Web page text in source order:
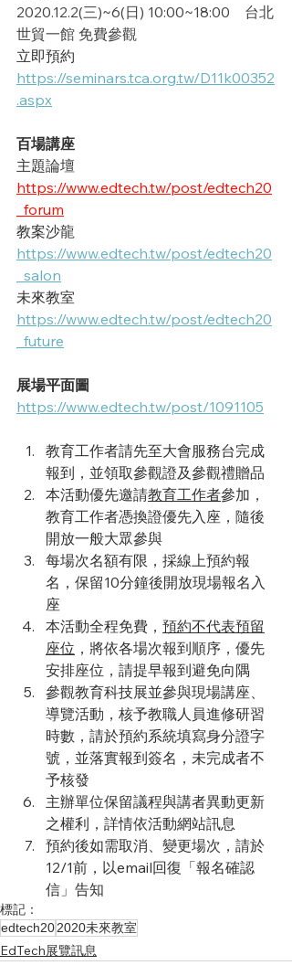
2020.12.2(三)~6(日) 10:00~18:00    台北
世貿一館 免費參觀
立即預約
https://seminars.tca.org.tw/D11k00352
.aspx
百場講座
主題論壇
https://www.edtech.tw/post/edtech20
_forum
教案沙龍
https://www.edtech.tw/post/edtech20
_salon
未來教室
https://www.edtech.tw/post/edtech20
_future
展場平面圖
https://www.edtech.tw/post/1091105
教育工作者請先至大會服務台完成
報到，並領取參觀證及參觀禮贈品
本活動優先邀請教育工作者參加，
教育工作者憑換證優先入座，隨後
開放一般大眾參與
每場次名額有限，採線上預約報
名，保留10分鐘後開放現場報名入
座
本活動全程免費， 預約不代表預留
座位 ，將依各場次報到順序，優先
安排座位，請提早報到避免向隅
參觀教育科技展並參與現場講座、
導覽活動，​核予教職人員進修研習
時數，請於預約系統填寫身分證字
號，並落實報到簽名，未完成者不
予核發
主辦單位保留議程與講者異動更新
之權利，詳情依活動網站訊息
預約後如需取消、變更場次，請於
12/1前，以email回復「報名確認
信」告知
標記：
edtech202020未來教室
EdTech展覽訊息